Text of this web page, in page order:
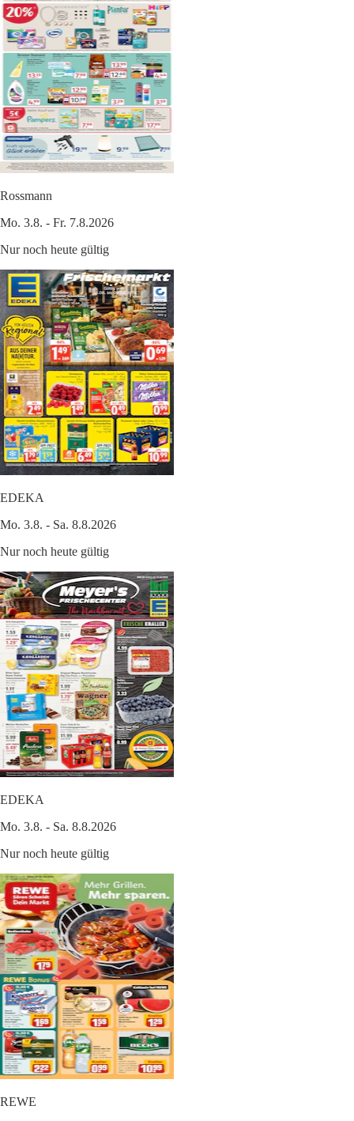
Rossmann
Mo. 3.8. - Fr. 7.8.2026
Nur noch heute gültig
EDEKA
Mo. 3.8. - Sa. 8.8.2026
Nur noch heute gültig
EDEKA
Mo. 3.8. - Sa. 8.8.2026
Nur noch heute gültig
REWE